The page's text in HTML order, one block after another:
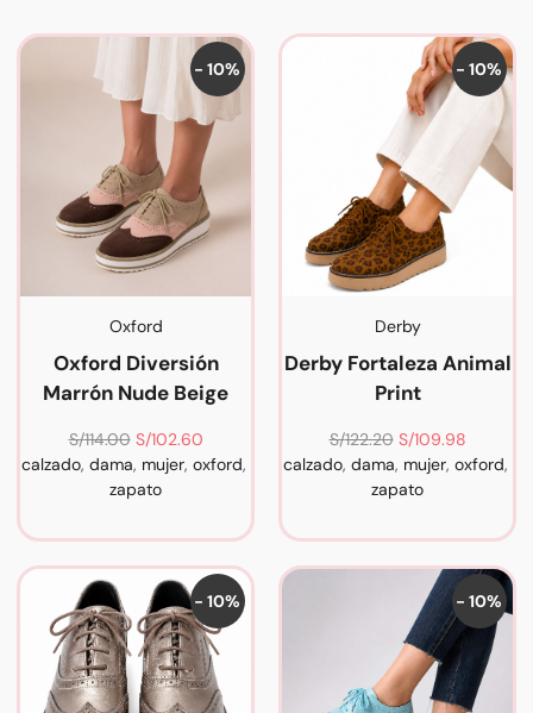
- 10%
Oxford
Oxford Diversión
Marrón Nude Beige
S/114.00 S/102.60
calzado, dama, mujer, oxford,
zapato
- 10%
Derby
Derby Fortaleza Animal
Print
S/122.20 S/109.98
calzado, dama, mujer, oxford,
zapato
- 10% - 10%